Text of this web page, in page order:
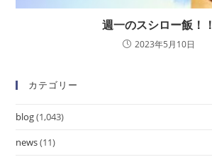
週一のスシロー飯！！
2023年5月10日
カテゴリー
blog(1,043)
news(11)